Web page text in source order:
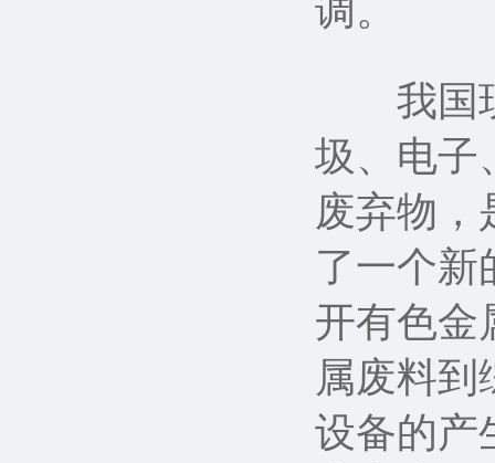
调。
我国现
圾、电子
废弃物，
了一个新
开有色金
属废料
设备的产